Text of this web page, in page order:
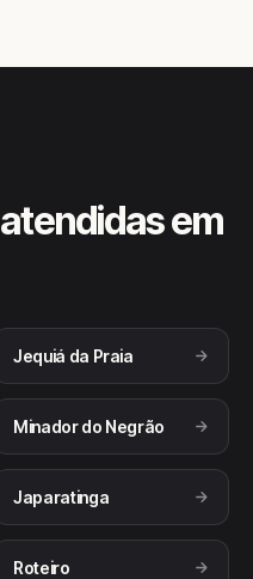
em
Jequiá da Praia
Minador do Negrão
Japaratinga
Roteiro